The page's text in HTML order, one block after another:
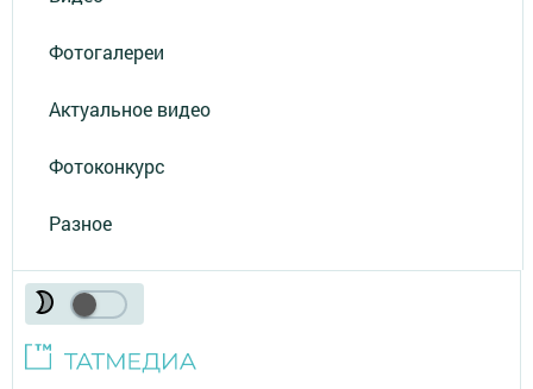
Фотогалереи
Актуальное видео
Фотоконкурс
Разное